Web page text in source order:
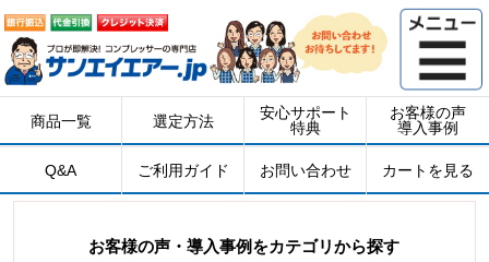
商品一覧 選定方法
安心サポート
特典
お客様の声
導入事例
Q&A ご利用ガイド お問い合わせ カートを見る
お客様の声・導入事例をカテゴリから探す